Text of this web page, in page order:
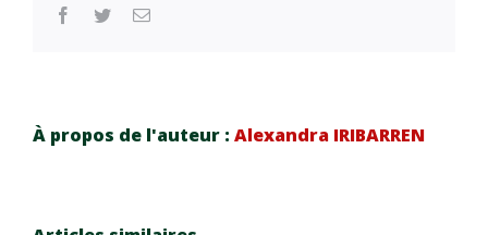
facebook
twitterEmail
À propos de l'auteur : Alexandra IRIBARREN